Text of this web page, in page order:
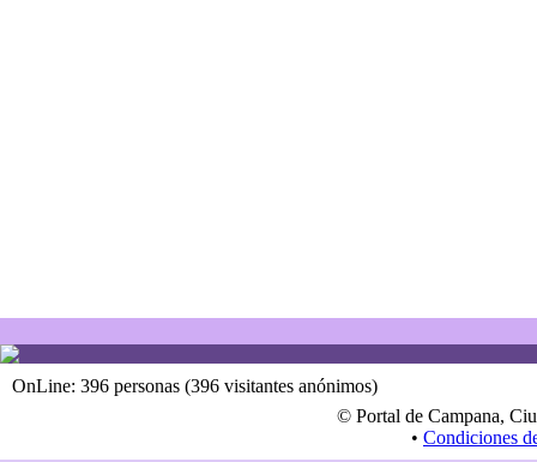
OnLine: 396 personas (396 visitantes anónimos)
© Portal de Campana,
• Condiciones